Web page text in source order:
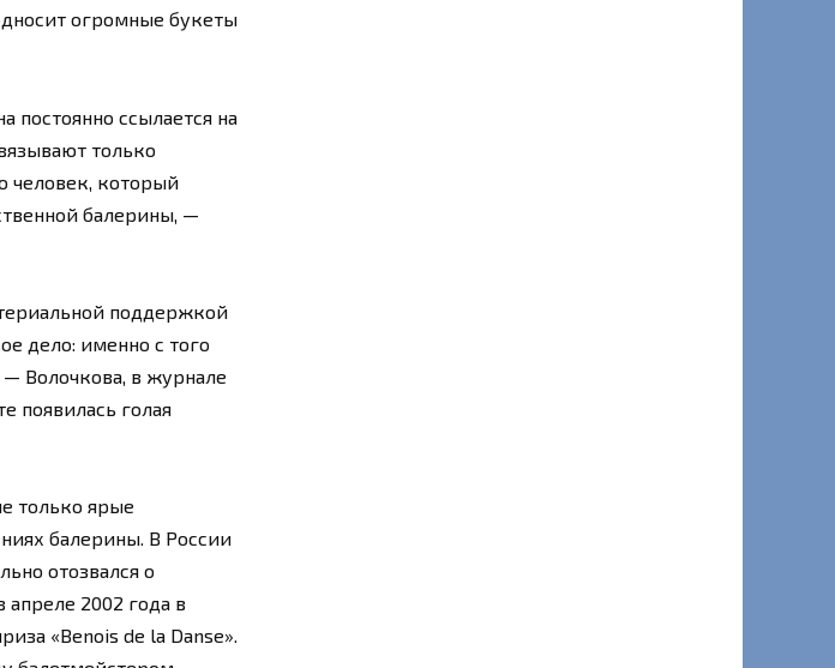
огромные букеты
постоянно ссылается на
только
человек, который
балерины, —
поддержкой
дело: именно с того
— Волочкова, в журнале
появилась голая
только ярые
балерины. В России
отозвался о
2002 года в
«Benois de la Danse».